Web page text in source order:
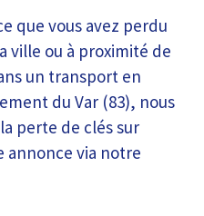
que vous avez perdu
ville ou à proximité de
un transport en
du Var (83), nous
perte de clés sur
via notre